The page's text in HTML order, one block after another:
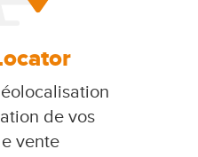
de vos
vente